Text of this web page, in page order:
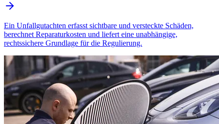
Ein Unfallgutachten erfasst sichtbare und versteckte Schäden,
berechnet Reparaturkosten und liefert eine unabhängige,
rechtssichere Grundlage für die Regulierung.